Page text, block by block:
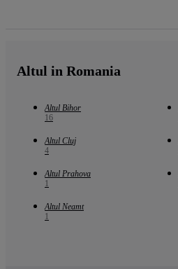
Altul in Romania
Altul Bihor
16
Altul Cluj
4
Altul Prahova
1
Altul Neamt
1